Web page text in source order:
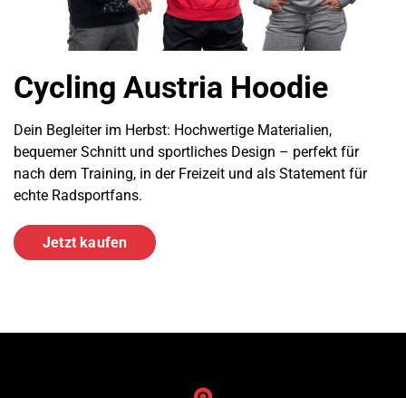
Cycling Austria Hoodie
Dein Begleiter im Herbst: Hochwertige Materialien,
bequemer Schnitt und sportliches Design – perfekt für
nach dem Training, in der Freizeit und als Statement für
echte Radsportfans.
Jetzt kaufen